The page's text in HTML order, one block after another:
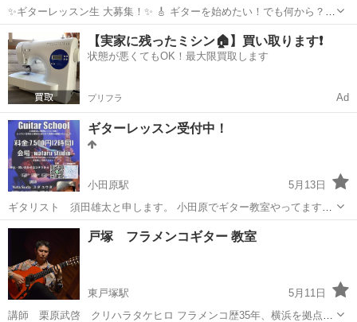
✨ギターレッスン生 大募集！✨ 🎸 ギターを始めたい！でも何から？
🎸 昔やってたけど、Fコードで挫折… 🎸 1年続けたのに、上達してる
気がしない！ そんなあなたにピッタリの気楽で楽しいギターレッス
ン！ 🎶 講師プロフ...
神奈川 藤沢市 藤沢駅 ギター レッスン
【実家に残ったミシン🏠】買い取ります❗️
状態が悪くてもOK！最大限買取します
プリフラ Ad
ギターレッスン受付中！
小田原駅
5月13日
ギタリスト 須田雄太と申します。 小田原でギター教室やってます！
料金:2時間 7,500円 会場:wataru studio 自分のスタイルは “上達はレッ
スン中じゃなくて、練習中に起きる！” という考え方...
神奈川 小田原市 ギター レッスン
戸塚 フラメンコギター 教室
東戸塚駅
5月11日
講師 栗原武啓 クリハラタケヒロ フラメンコ歴35年、横浜を拠点に